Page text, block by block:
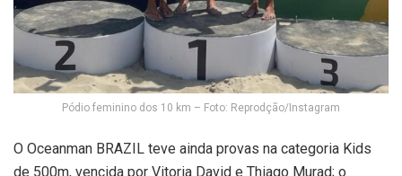
Pódio feminino dos 10 km – Foto: Reprodção/Instagram
O Oceanman BRAZIL teve ainda provas na categoria Kids
de 500m, vencida por Vitoria David e Thiago Murad; o